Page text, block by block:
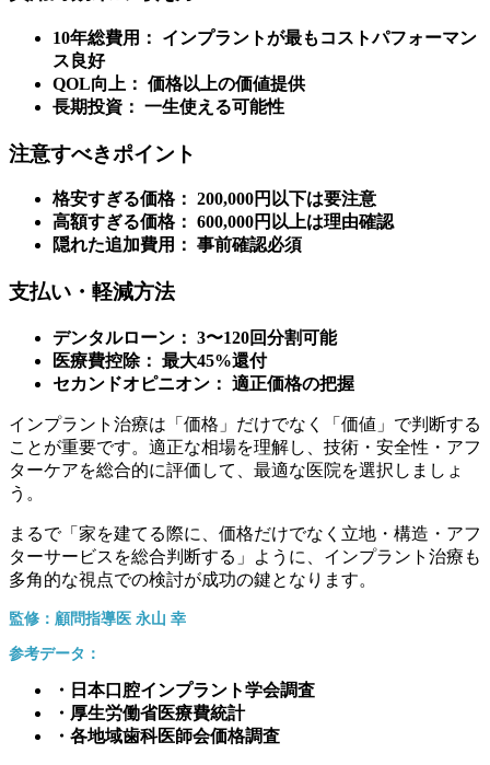
10年総費用： インプラントが最もコストパフォーマン
ス良好
QOL向上： 価格以上の価値提供
長期投資： 一生使える可能性
注意すべきポイント
格安すぎる価格： 200,000円以下は要注意
高額すぎる価格： 600,000円以上は理由確認
隠れた追加費用： 事前確認必須
支払い・軽減方法
デンタルローン： 3〜120回分割可能
医療費控除： 最大45%還付
セカンドオピニオン： 適正価格の把握
インプラント治療は「価格」だけでなく「価値」で判断する
ことが重要です。適正な相場を理解し、技術・安全性・アフ
ターケアを総合的に評価して、最適な医院を選択しましょ
う。
まるで「家を建てる際に、価格だけでなく立地・構造・アフ
ターサービスを総合判断する」ように、インプラント治療も
多角的な視点での検討が成功の鍵となります。
監修：顧問指導医 永山 幸
参考データ：
・日本口腔インプラント学会調査
・厚生労働省医療費統計
・各地域歯科医師会価格調査